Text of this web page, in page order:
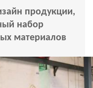
продукции,
набор
материалов